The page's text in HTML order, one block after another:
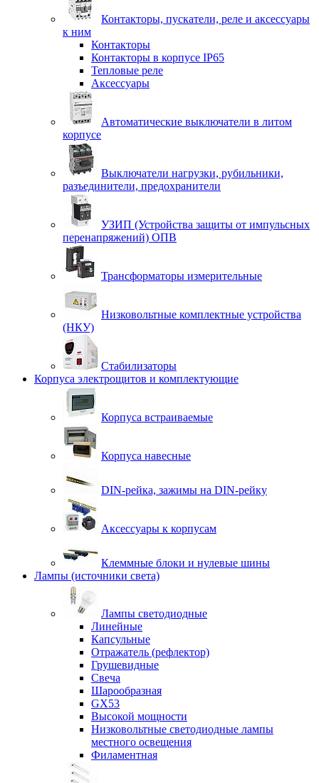
Контакторы, пускатели, реле и аксессуары
к ним
Контакторы
Контакторы в корпусе IP65
Тепловые реле
Аксессуары
Автоматические выключатели в литом
корпусе
Выключатели нагрузки, рубильники,
разъединители, предохранители
УЗИП (Устройства защиты от импульсных
перенапряжений) ОПВ
Трансформаторы измерительные
Низковольтные комплектные устройства
(НКУ)
Стабилизаторы
Корпуса электрощитов и комплектующие
Корпуса встраиваемые
Корпуса навесные
DIN-рейка, зажимы на DIN-рейку
Аксессуары к корпусам
Клеммные блоки и нулевые шины
Лампы (источники света)
Лампы светодиодные
Линейные
Капсульные
Отражатель (рефлектор)
Грушевидные
Свеча
Шарообразная
GX53
Высокой мощности
Низковольтные светодиодные лампы
местного освещения
Филаментная